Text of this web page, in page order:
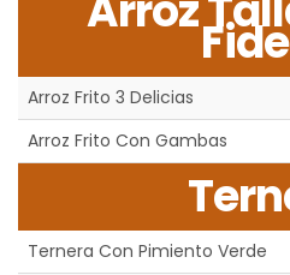
Arroz Frito 3 Delicias
Arroz Frito Con Gambas
Ternera Con Pimiento Verde